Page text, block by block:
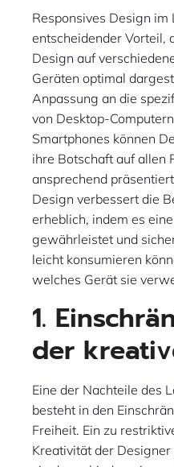
Responsives Design
entscheidender Vorteil,
Design auf
Geräten optimal
Anpassung an die
von Desktop-
Smartphones können
ihre Botschaft auf allen
ansprechend
Design verbessert die
erheblich, indem es
gewährleistet und
leicht konsumieren
welches Gerät sie
1.
der
Eine der Nachteile des
besteht in den
Freiheit. Ein zu
Kreativität der